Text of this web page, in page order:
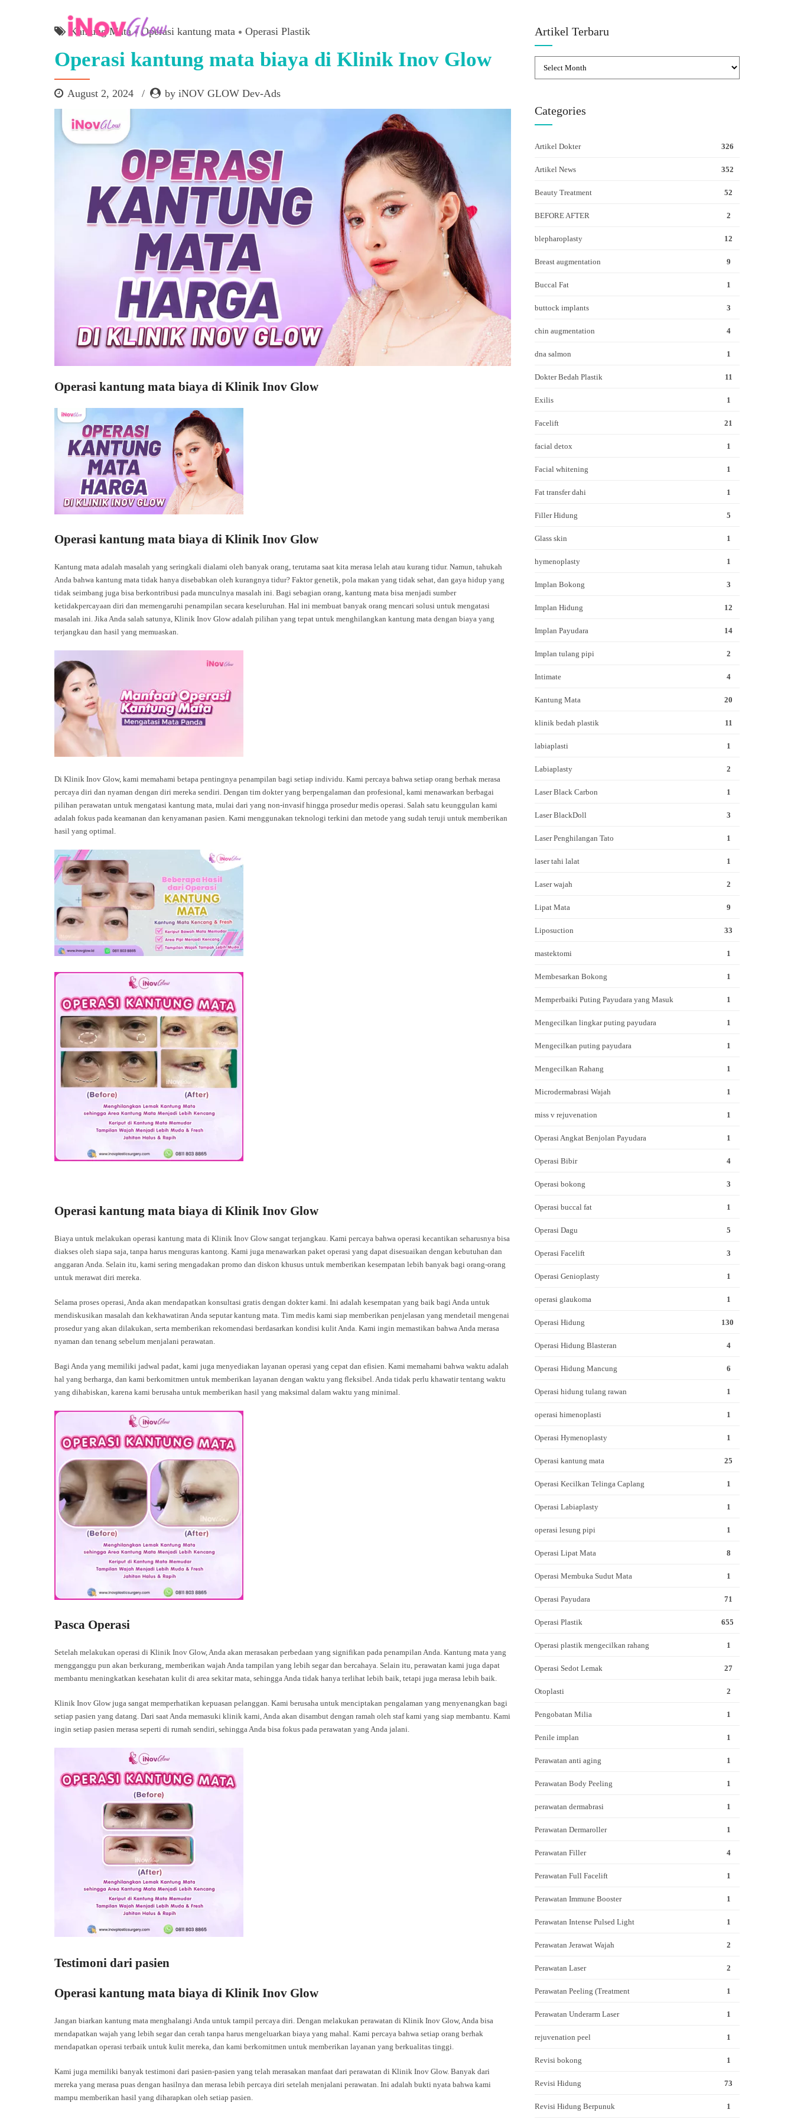
Kantung Mata Operasi kantung mata Operasi Plastik
Operasi kantung mata biaya di Klinik Inov Glow
August 2, 2024 by iNOV GLOW Dev-Ads
Operasi kantung mata biaya di Klinik Inov Glow
Operasi kantung mata biaya di Klinik Inov Glow
Kantung mata adalah masalah yang seringkali dialami oleh banyak orang, terutama saat kita merasa lelah atau kurang tidur. Namun, tahukah
Anda bahwa kantung mata tidak hanya disebabkan oleh kurangnya tidur? Faktor genetik, pola makan yang tidak sehat, dan gaya hidup yang
tidak seimbang juga bisa berkontribusi pada munculnya masalah ini. Bagi sebagian orang, kantung mata bisa menjadi sumber
ketidakpercayaan diri dan memengaruhi penampilan secara keseluruhan. Hal ini membuat banyak orang mencari solusi untuk mengatasi
masalah ini. Jika Anda salah satunya, Klinik Inov Glow adalah pilihan yang tepat untuk menghilangkan kantung mata dengan biaya yang
terjangkau dan hasil yang memuaskan.
Di Klinik Inov Glow, kami memahami betapa pentingnya penampilan bagi setiap individu. Kami percaya bahwa setiap orang berhak merasa
percaya diri dan nyaman dengan diri mereka sendiri. Dengan tim dokter yang berpengalaman dan profesional, kami menawarkan berbagai
pilihan perawatan untuk mengatasi kantung mata, mulai dari yang non-invasif hingga prosedur medis operasi. Salah satu keunggulan kami
adalah fokus pada keamanan dan kenyamanan pasien. Kami menggunakan teknologi terkini dan metode yang sudah teruji untuk memberikan
hasil yang optimal.
Operasi kantung mata biaya di Klinik Inov Glow
Biaya untuk melakukan operasi kantung mata di Klinik Inov Glow sangat terjangkau. Kami percaya bahwa operasi kecantikan seharusnya bisa
diakses oleh siapa saja, tanpa harus menguras kantong. Kami juga menawarkan paket operasi yang dapat disesuaikan dengan kebutuhan dan
anggaran Anda. Selain itu, kami sering mengadakan promo dan diskon khusus untuk memberikan kesempatan lebih banyak bagi orang-orang
untuk merawat diri mereka.
Selama proses operasi, Anda akan mendapatkan konsultasi gratis dengan dokter kami. Ini adalah kesempatan yang baik bagi Anda untuk
mendiskusikan masalah dan kekhawatiran Anda seputar kantung mata. Tim medis kami siap memberikan penjelasan yang mendetail mengenai
prosedur yang akan dilakukan, serta memberikan rekomendasi berdasarkan kondisi kulit Anda. Kami ingin memastikan bahwa Anda merasa
nyaman dan tenang sebelum menjalani perawatan.
Bagi Anda yang memiliki jadwal padat, kami juga menyediakan layanan operasi yang cepat dan efisien. Kami memahami bahwa waktu adalah
hal yang berharga, dan kami berkomitmen untuk memberikan layanan dengan waktu yang fleksibel. Anda tidak perlu khawatir tentang waktu
yang dihabiskan, karena kami berusaha untuk memberikan hasil yang maksimal dalam waktu yang minimal.
Pasca Operasi
Setelah melakukan operasi di Klinik Inov Glow, Anda akan merasakan perbedaan yang signifikan pada penampilan Anda. Kantung mata yang
mengganggu pun akan berkurang, memberikan wajah Anda tampilan yang lebih segar dan bercahaya. Selain itu, perawatan kami juga dapat
membantu meningkatkan kesehatan kulit di area sekitar mata, sehingga Anda tidak hanya terlihat lebih baik, tetapi juga merasa lebih baik.
Klinik Inov Glow juga sangat memperhatikan kepuasan pelanggan. Kami berusaha untuk menciptakan pengalaman yang menyenangkan bagi
setiap pasien yang datang. Dari saat Anda memasuki klinik kami, Anda akan disambut dengan ramah oleh staf kami yang siap membantu. Kami
ingin setiap pasien merasa seperti di rumah sendiri, sehingga Anda bisa fokus pada perawatan yang Anda jalani.
Testimoni dari pasien
Operasi kantung mata biaya di Klinik Inov Glow
Jangan biarkan kantung mata menghalangi Anda untuk tampil percaya diri. Dengan melakukan perawatan di Klinik Inov Glow, Anda bisa
mendapatkan wajah yang lebih segar dan cerah tanpa harus mengeluarkan biaya yang mahal. Kami percaya bahwa setiap orang berhak
mendapatkan operasi terbaik untuk kulit mereka, dan kami berkomitmen untuk memberikan layanan yang berkualitas tinggi.
Kami juga memiliki banyak testimoni dari pasien-pasien yang telah merasakan manfaat dari perawatan di Klinik Inov Glow. Banyak dari
mereka yang merasa puas dengan hasilnya dan merasa lebih percaya diri setelah menjalani perawatan. Ini adalah bukti nyata bahwa kami
mampu memberikan hasil yang diharapkan oleh setiap pasien.
Artikel Terbaru
Categories
Artikel Dokter 326
Artikel News 352
Beauty Treatment 52
BEFORE AFTER 2
blepharoplasty 12
Breast augmentation 9
Buccal Fat 1
buttock implants 3
chin augmentation 4
dna salmon 1
Dokter Bedah Plastik 11
Exilis 1
Facelift 21
facial detox 1
Facial whitening 1
Fat transfer dahi 1
Filler Hidung 5
Glass skin 1
hymenoplasty 1
Implan Bokong 3
Implan Hidung 12
Implan Payudara 14
Implan tulang pipi 2
Intimate 4
Kantung Mata 20
klinik bedah plastik 11
labiaplasti 1
Labiaplasty 2
Laser Black Carbon 1
Laser BlackDoll 3
Laser Penghilangan Tato 1
laser tahi lalat 1
Laser wajah 2
Lipat Mata 9
Liposuction 33
mastektomi 1
Membesarkan Bokong 1
Memperbaiki Puting Payudara yang Masuk 1
Mengecilkan lingkar puting payudara 1
Mengecilkan puting payudara 1
Mengecilkan Rahang 1
Microdermabrasi Wajah 1
miss v rejuvenation 1
Operasi Angkat Benjolan Payudara 1
Operasi Bibir 4
Operasi bokong 3
Operasi buccal fat 1
Operasi Dagu 5
Operasi Facelift 3
Operasi Genioplasty 1
operasi glaukoma 1
Operasi Hidung 130
Operasi Hidung Blasteran 4
Operasi Hidung Mancung 6
Operasi hidung tulang rawan 1
operasi himenoplasti 1
Operasi Hymenoplasty 1
Operasi kantung mata 25
Operasi Kecilkan Telinga Caplang 1
Operasi Labiaplasty 1
operasi lesung pipi 1
Operasi Lipat Mata 8
Operasi Membuka Sudut Mata 1
Operasi Payudara 71
Operasi Plastik 655
Operasi plastik mengecilkan rahang 1
Operasi Sedot Lemak 27
Otoplasti 2
Pengobatan Milia 1
Penile implan 1
Perawatan anti aging 1
Perawatan Body Peeling 1
perawatan dermabrasi 1
Perawatan Dermaroller 1
Perawatan Filler 4
Perawatan Full Facelift 1
Perawatan Immune Booster 1
Perawatan Intense Pulsed Light 1
Perawatan Jerawat Wajah 2
Perawatan Laser 2
Perawatan Peeling (Treatment 1
Perawatan Underarm Laser 1
rejuvenation peel 1
Revisi bokong 1
Revisi Hidung 73
Revisi Hidung Berpunuk 1